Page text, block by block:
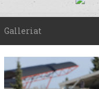
Galleriat